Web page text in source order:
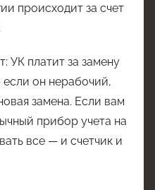
происходит за счет
УК платит за замену
если он нерабочий,
замена. Если вам
прибор учета на
все — и счетчик и